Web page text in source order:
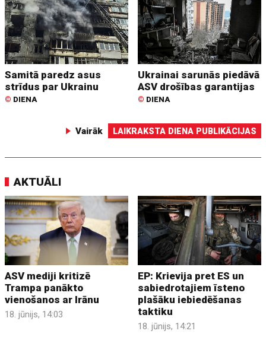
Samitā paredz asus
strīdus par Ukrainu
© DIENA
Ukrainai sarunās piedāvā
ASV drošības garantijas
© DIENA
Vairāk LAIKRAKSTA DIENA PUBLIKĀCIJAS
AKTUĀLI
ASV mediji kritizē
Trampa panākto
vienošanos ar Irānu
18. jūnijs, 14:03
EP: Krievija pret ES un
sabiedrotajiem īsteno
plašāku iebiedēšanas
taktiku
18. jūnijs, 14:21